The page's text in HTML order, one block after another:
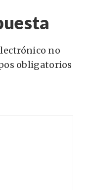
no
obligatorios